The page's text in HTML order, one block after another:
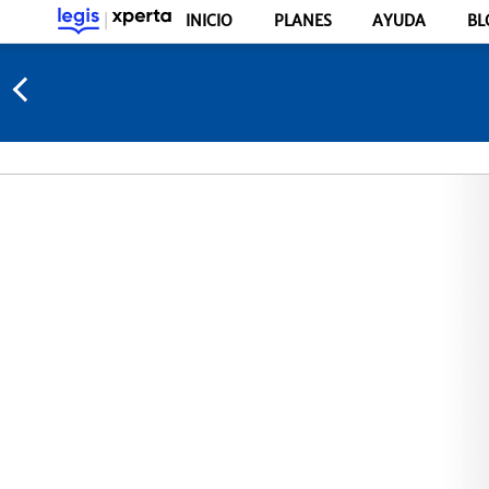
INICIO PLANES AYUDA